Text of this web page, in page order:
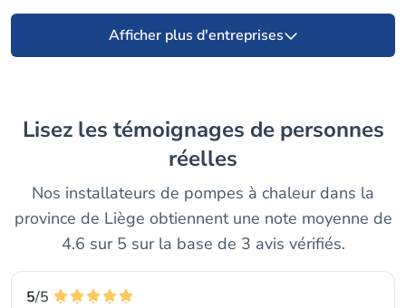
Afficher plus d'entreprises
Lisez les témoignages de personnes
réelles
Nos installateurs de pompes à chaleur dans la
province de Liège obtiennent une note moyenne de
4.6 sur 5 sur la base de 3 avis vérifiés.
5/5